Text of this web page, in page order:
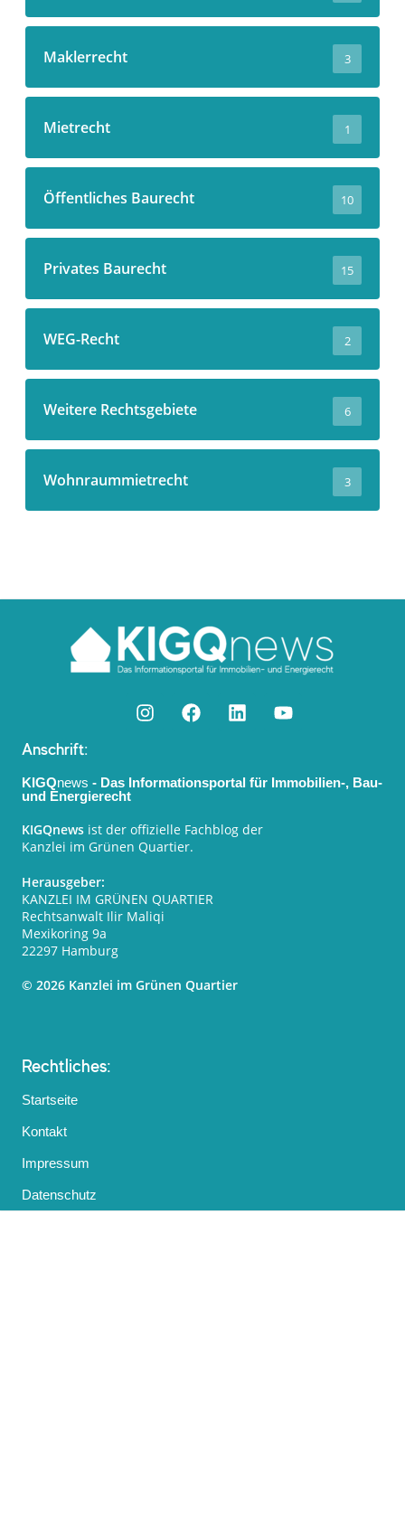
Maklerrecht 3
Mietrecht 1
Öffentliches Baurecht 10
Privates Baurecht 15
WEG-Recht 2
Weitere Rechtsgebiete 6
Wohnraummietrecht 3
Anschrift:
KIGQnews - Das Informationsportal für Immobilien-, Bau-
und Energierecht
KIGQnews ist der offizielle Fachblog der
Kanzlei im Grünen Quartier.
Herausgeber:
KANZLEI IM GRÜNEN QUARTIER
Rechtsanwalt Ilir Maliqi
Mexikoring 9a
22297 Hamburg
© 2026 Kanzlei im Grünen Quartier
Rechtliches:
Startseite
Kontakt
Impressum
Datenschutz